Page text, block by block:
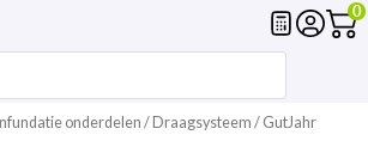
0
onderdelen /Draagsysteem / GutJahr